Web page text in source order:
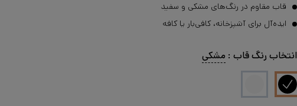
قاب مقاوم در رنگ‌های مشکی و سفید
ایده‌آل برای آشپزخانه، کافی‌بار یا کافه
انتخاب رنگ قاب : مشکی